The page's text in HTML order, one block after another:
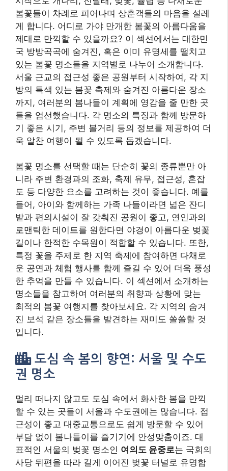
봄꽃 명소를 선택할 때는 단순히 꽃의 종류뿐만 아
니라 주변 환경과의 조화, 축제 유무, 접근성, 혼잡
도 등 다양한 요소를 고려하는 것이 좋습니다. 예를
들어, 아이와 함께하는 가족 나들이라면 넓은 잔디
밭과 편의시설이 잘 갖춰진 공원이 좋고, 연인과의
로맨틱한 데이트를 원한다면 야경이 아름다운 벚꽃
길이나 한적한 수목원이 적합할 수 있습니다. 또한,
특정 꽃을 주제로 한 지역 축제에 참여하면 다채로
운 공연과 체험 행사를 함께 즐길 수 있어 더욱 풍성
한 추억을 만들 수 있습니다. 이 섹션에서 소개하는
명소들을 참고하여 여러분의 취향과 상황에 맞는
최적의 봄꽃 여행지를 찾아보세요. 각 지역의 숨겨
진 보석 같은 장소들을 발견하는 재미도 쏠쏠할 것
입니다.
도심 속 봄의 향연: 서울 및 수도
권 명소
멀리 떠나지 않고도 도심 속에서 화사한 봄을 만끽
할 수 있는 곳들이 서울과 수도권에는 많습니다. 접
근성이 좋고 대중교통으로도 쉽게 방문할 수 있어
부담 없이 봄나들이를 즐기기에 안성맞춤이죠. 대
표적인 서울의 벚꽃 명소인여의도 윤중로는 국회의
사당 뒤편을 따라 길게 이어진 벚꽃 터널로 유명합
니다. 매년 봄이면 ‘영등포 여의도 봄꽃축제’가 열려
인파가 몰리는 점은 감안해야 합니다. 좀 더 여유롭
게 벚꽃을 즐기고 싶다면서울숲 이나올림픽공원
추천합니다. 넓은 공원에 조성된 벚꽃길과 다양한
에도 좋습니다. 특히 서울숲은 사슴 방사장 주변의
벚꽃과 튤립 정원이 아름답기로 소문나 있습니다.
벚꽃 외에도 다양한 봄꽃을 만나고 싶다면 경기도
의 수목원이나 공원을 방문해 보세요.부천 원미산